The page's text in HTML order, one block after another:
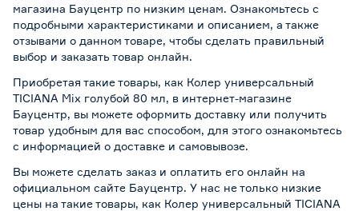
магазина Бауцентр по низким ценам. Ознакомьтесь с
подробными характеристиками и описанием, а также
отзывами о данном товаре, чтобы сделать правильный
выбор и заказать товар онлайн.
Приобретая такие товары, как Колер универсальный
TICIANA Mix голубой 80 мл, в интернет-магазине
Бауцентр, вы можете оформить доставку или получить
товар удобным для вас способом, для этого ознакомьтесь
с информацией о доставке и самовывозе.
Вы можете сделать заказ и оплатить его онлайн на
официальном сайте Бауцентр. У нас не только низкие
цены на такие товары, как Колер универсальный TICIANA